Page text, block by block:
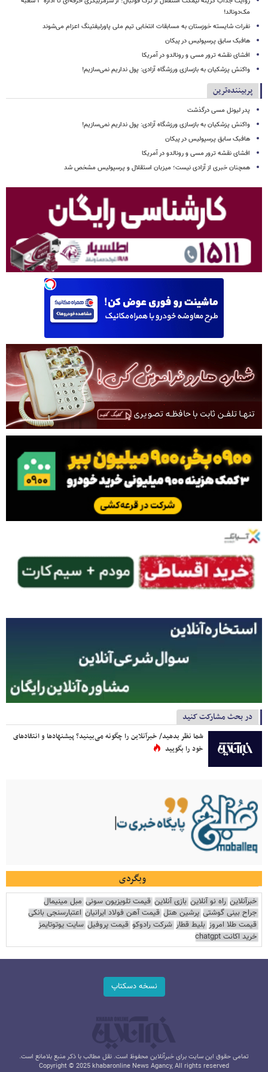
مک‌دونالد!
نفرات شایسته خوزستان به مسابقات انتخابی تیم ملی پاورلیفتینگ اعزام می‌شوند
هافبک سابق پرسپولیس در پیکان
افشای نقشه ترور مسی و رونالدو در آمریکا
واکنش پزشکیان به بازسازی ورزشگاه آزادی: پول نداریم نمی‌سازیم!
پربیننده‌ترین
پدر لیونل مسی درگذشت
واکنش پزشکیان به بازسازی ورزشگاه آزادی: پول نداریم نمی‌سازیم!
هافبک سابق پرسپولیس در پیکان
افشای نقشه ترور مسی و رونالدو در آمریکا
همچنان خبری از آزادی نیست؛ میزبان استقلال و پرسپولیس مشخص شد
در بحث مشارکت کنید
شما نظر بدهید/ خبرآنلاین را چگونه می‌بینید؟ پیشنهادها و انتقادهای
خود را بگویید
وبگردی
خبرآنلاین راه نو آنلاین بازی آنلاین قیمت تلویزیون سونی مبل مینیمال
جراح بینی گوشتی پرشین هتل قیمت آهن فولاد ایرانیان اعتبارسنجی بانکی
قیمت طلا امروز بلیط قطار شرکت رادوکو قیمت پروفیل سایت یوتوتایمز
خرید اکانت chatgpt
نسخه دسکتاپ
تمامی حقوق این سایت برای خبرآنلاین محفوظ است. نقل مطالب با ذکر منبع بلامانع است.
Copyright © 2025 khabaronline News Agancy, All rights reserved